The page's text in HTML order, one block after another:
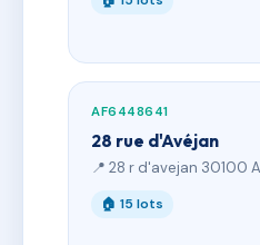
AF6448641
28 rue d'Avéjan
📍 28 r d'avejan 30100
🏠 15 lots